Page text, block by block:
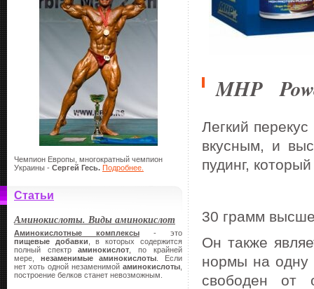
Чемпион Европы, многократный чемпион
Украины - Сергей Гесь. Подробнее.
Статьи
Аминокислоты. Виды аминокислот
Аминокислотные комплексы - это
пищевые добавки , в которых содержится
полный спектраминокислот , по крайней
мере, незаменимые аминокислоты . Если
нет хоть одной незаменимой аминокислоты
построение белков станет невозможным.
MHP
Легкий
вкусным, и
пудинг,
30 грамм
Он также
нормы на
свободен от